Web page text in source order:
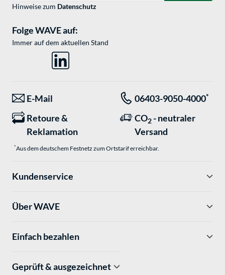
Hinweise zum Datenschutz
Folge WAVE auf:
Immer auf dem aktuellen Stand
E-Mail 06403-9050-4000*
Retoure &
Reklamation
CO2 - neutraler
Versand
*Aus dem deutschem Festnetz zum Ortstarif erreichbar.
Kundenservice
Über WAVE
Einfach bezahlen
Geprüft & ausgezeichnet